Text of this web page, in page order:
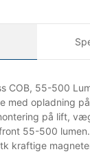
COB, 55-500
med opladning
på lift,
55-500
kraftige